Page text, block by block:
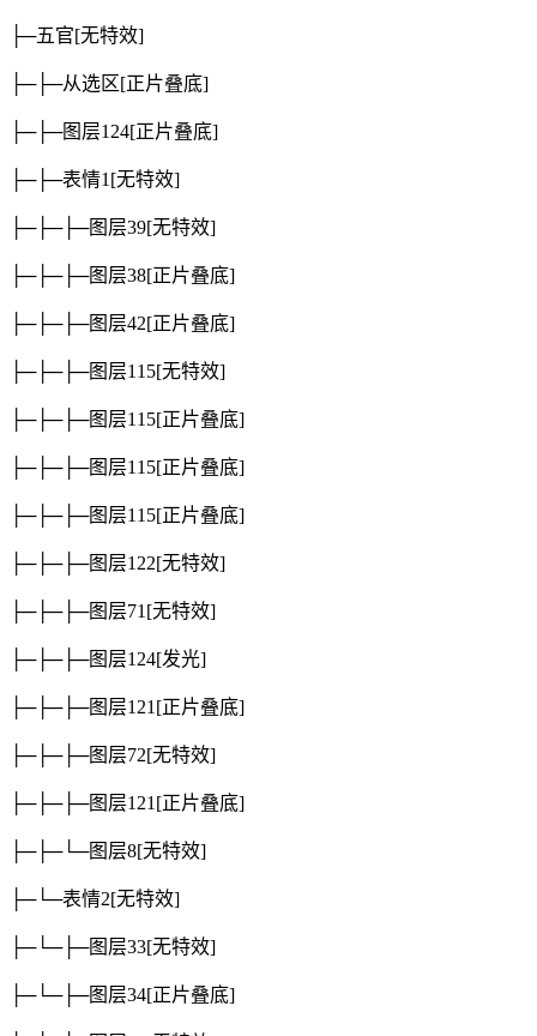
├─五官[无特效]
├─├─从选区[正片叠底]
├─├─图层124[正片叠底]
├─├─表情1 [无特效]
├─├─├─图层39[无特效]
├─├─├─图层38[正片叠底]
├─├─├─图层42[正片叠底]
├─├─├─图层115[无特效]
├─├─├─图层115[正片叠底]
├─├─├─图层115[正片叠底]
├─├─├─图层115[正片叠底]
├─├─├─图层122[无特效]
├─├─├─图层71 [无特效]
├─├─├─图层124[发光]
├─├─├─图层121 [正片叠底]
├─├─├─图层72[无特效]
├─├─├─图层121 [正片叠底]
├─├─└─图层8[无特效]
├─└─表情2[无特效]
├─└─├─图层33[无特效]
├─└─├─图层34[正片叠底]